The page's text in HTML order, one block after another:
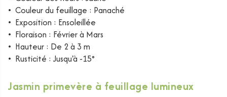
• Couleur du feuillage : Panaché
• Exposition : Ensoleillée
• Floraison : Février à Mars
• Hauteur : De 2 à 3 m
• Rusticité : Jusqu'à -15°
Jasmin primevère à feuillage lumineux